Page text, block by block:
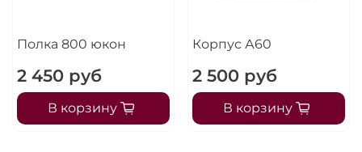
Полка 800 юкон
2 450 руб
В корзину
Корпус А60
2 500 руб
В корзину